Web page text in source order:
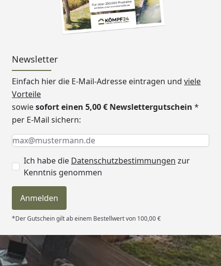
Newsletter
Einfach hier die E-Mail-Adresse eintragen und viele
Vorteile
sowiesofort einen 5,00 € Newslettergutschein *
per E-Mail sichern:
Keine Eingabe erforderlich
Eingabe erforderlich
E-Mail *
Ich habe die Datenschutzbestimmungen zur
Kenntnis genommen
Anmelden
*Der Gutschein gilt ab einem Bestellwert von 100,00 €